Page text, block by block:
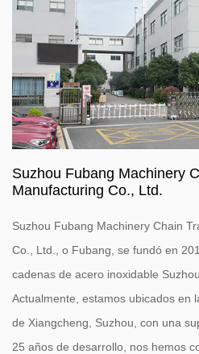
Suzhou Fubang Machinery
Manufacturing Co., Ltd.
Suzhou Fubang Machinery Chain
Co., Ltd., o Fubang, se fundó en
cadenas de acero inoxidable
Actualmente, estamos ubicados en
de Xiangcheng, Suzhou, con una
25 años de desarrollo, nos hemos